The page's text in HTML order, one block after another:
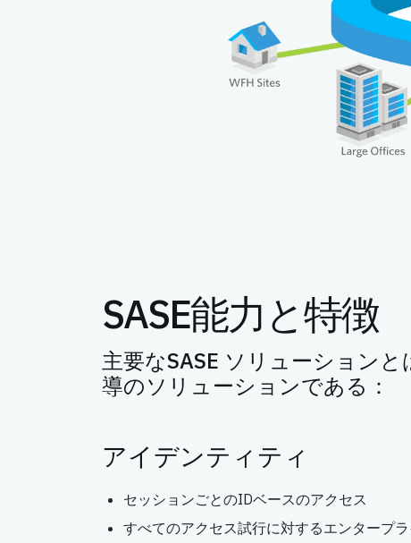
SASE能力と特徴
主要なSASE ソリューション
導のソリューションである：
アイデンティティ
セッションごとのIDベースのアクセス
すべてのアクセス試行に対するエンタープ